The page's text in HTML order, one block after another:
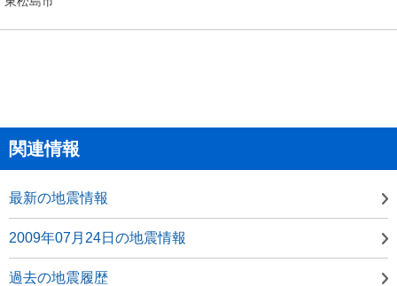
関連情報
最新の地震情報
2009年07月24日の地震情報
過去の地震履歴